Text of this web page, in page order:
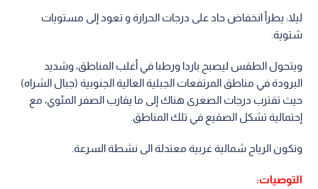
ليلا: يطرأ انخفاض حاد على درجات الحرارة و تعود إلى مستويات
شتوية.
ويتحول الطقس ليصبح باردا ورطبا في أغلب المناطق، وشديد
البرودة في مناطق المرتفعات الجبلية العالية الجنوبية (جبال الشراه)
حيث تقترب درجات الصغرى هناك إلى ما يقارب الصفر المئوي، مع
إحتمالية تشكل الصقيع في تلك المناطق.
وتكون الرياح شمالية غربية معتدلة الى نشطة السرعة.
التوصيات: